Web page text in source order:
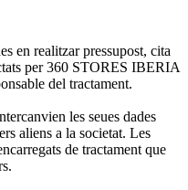
en realitzar pressupost, cita
per 360 STORES IBERIA
del tractament.
les seues dades
aliens a la societat. Les
de tractament que